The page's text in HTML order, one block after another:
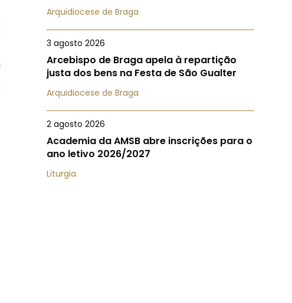
Arquidiocese de Braga
3 agosto 2026
Arcebispo de Braga apela à repartição
justa dos bens na Festa de São Gualter
Arquidiocese de Braga
2 agosto 2026
Academia da AMSB abre inscrições para o
ano letivo 2026/2027
Liturgia